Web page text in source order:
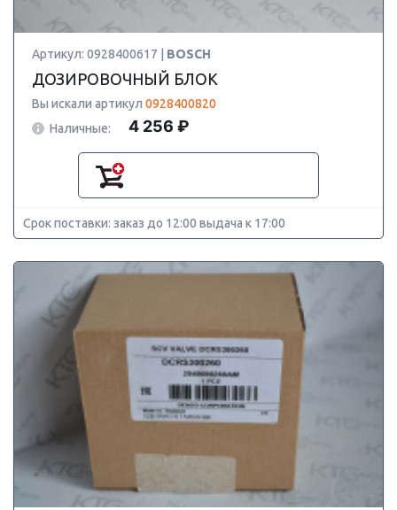
Артикул: 0928400617 | BOSCH
ДОЗИРОВОЧНЫЙ БЛОК
Вы искали артикул 0928400820
Наличные:
4 256 ₽
Срок поставки: заказ до 12:00 выдача к 17:00